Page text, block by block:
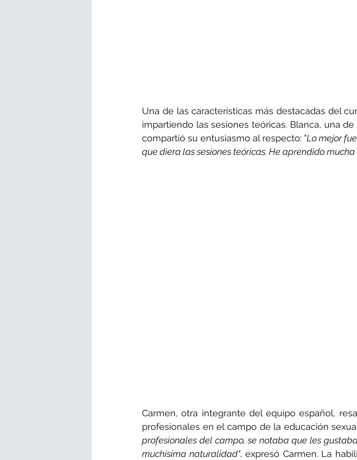
Una de las características más destacadas del
impartiendo las sesiones teóricas. Blanca, una
compartió su entusiasmo al respecto: "Lo mejor
que diera las sesiones teóricas. He aprendido
Carmen, otra integrante del equipo español,
profesionales en el campo de la educación
profesionales del campo, se notaba que les
muchísima naturalidad", expresó Carmen. La